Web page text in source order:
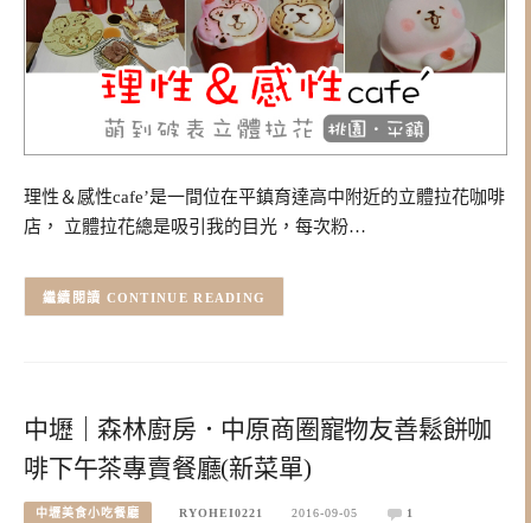
理性＆感性cafe’是一間位在平鎮育達高中附近的立體拉花咖啡
店， 立體拉花總是吸引我的目光，每次粉…
CONTINUE READING
中壢｜森林廚房．中原商圈寵物友善鬆餅咖
啡下午茶專賣餐廳(新菜單)
中壢美食小吃餐廳 RYOHEI0221 2016-09-05 1